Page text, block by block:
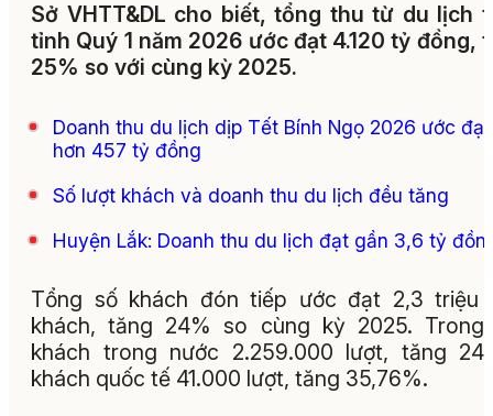
Sở VHTT&DL cho biết, tổng thu từ du lịch
tỉnh Quý 1 năm 2026 ước đạt 4.120 tỷ đồng,
25% so với cùng kỳ 2025.
Doanh thu du lịch dịp Tết Bính Ngọ 2026 ước đạt
hơn 457 tỷ đồng
Số lượt khách và doanh thu du lịch đều tăng
Huyện Lắk: Doanh thu du lịch đạt gần 3,6 tỷ
Tổng số khách đón tiếp ước đạt 2,3 triệu
khách, tăng 24% so cùng kỳ 2025. Trong
khách trong nước 2.259.000 lượt, tăng
khách quốc tế 41.000 lượt, tăng 35,76%.